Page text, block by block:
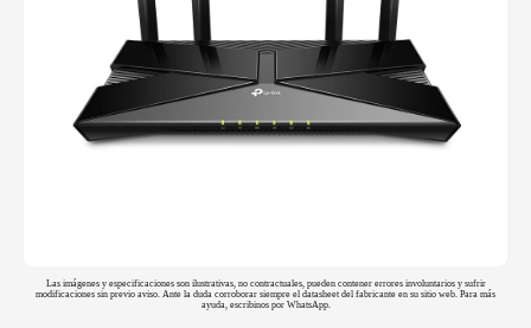
Las imágenes y especificaciones son ilustrativas, no contractuales, pueden contener errores involuntarios y sufrir
modificaciones sin previo aviso. Ante la duda corroborar siempre el datasheet del fabricante en su sitio web. Para más
ayuda, escribinos por WhatsApp.